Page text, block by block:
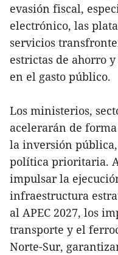
evasión fiscal,
electrónico, las
servicios
estrictas de ahorro
en el gasto público.
Los ministerios,
acelerarán de
la inversión
política prioritaria.
impulsar la
infraestructura
al APEC 2027, los
transporte y el
Norte-Sur,